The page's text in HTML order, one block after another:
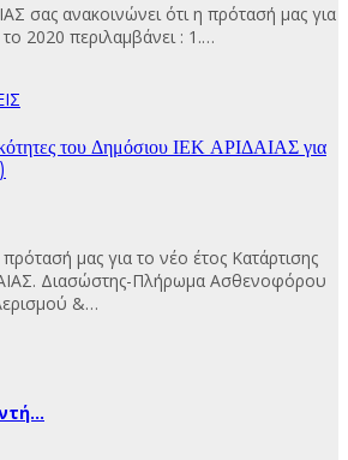
σας ανακοινώνει ότι η πρότασή μας για
το 2020 περιλαμβάνει : 1.…
του Δημόσιου ΙΕΚ ΑΡΙΔΑΙΑΣ για
μας για το νέο έτος Κατάρτισης
Διασώστης-Πλήρωμα Ασθενοφόρου
&…